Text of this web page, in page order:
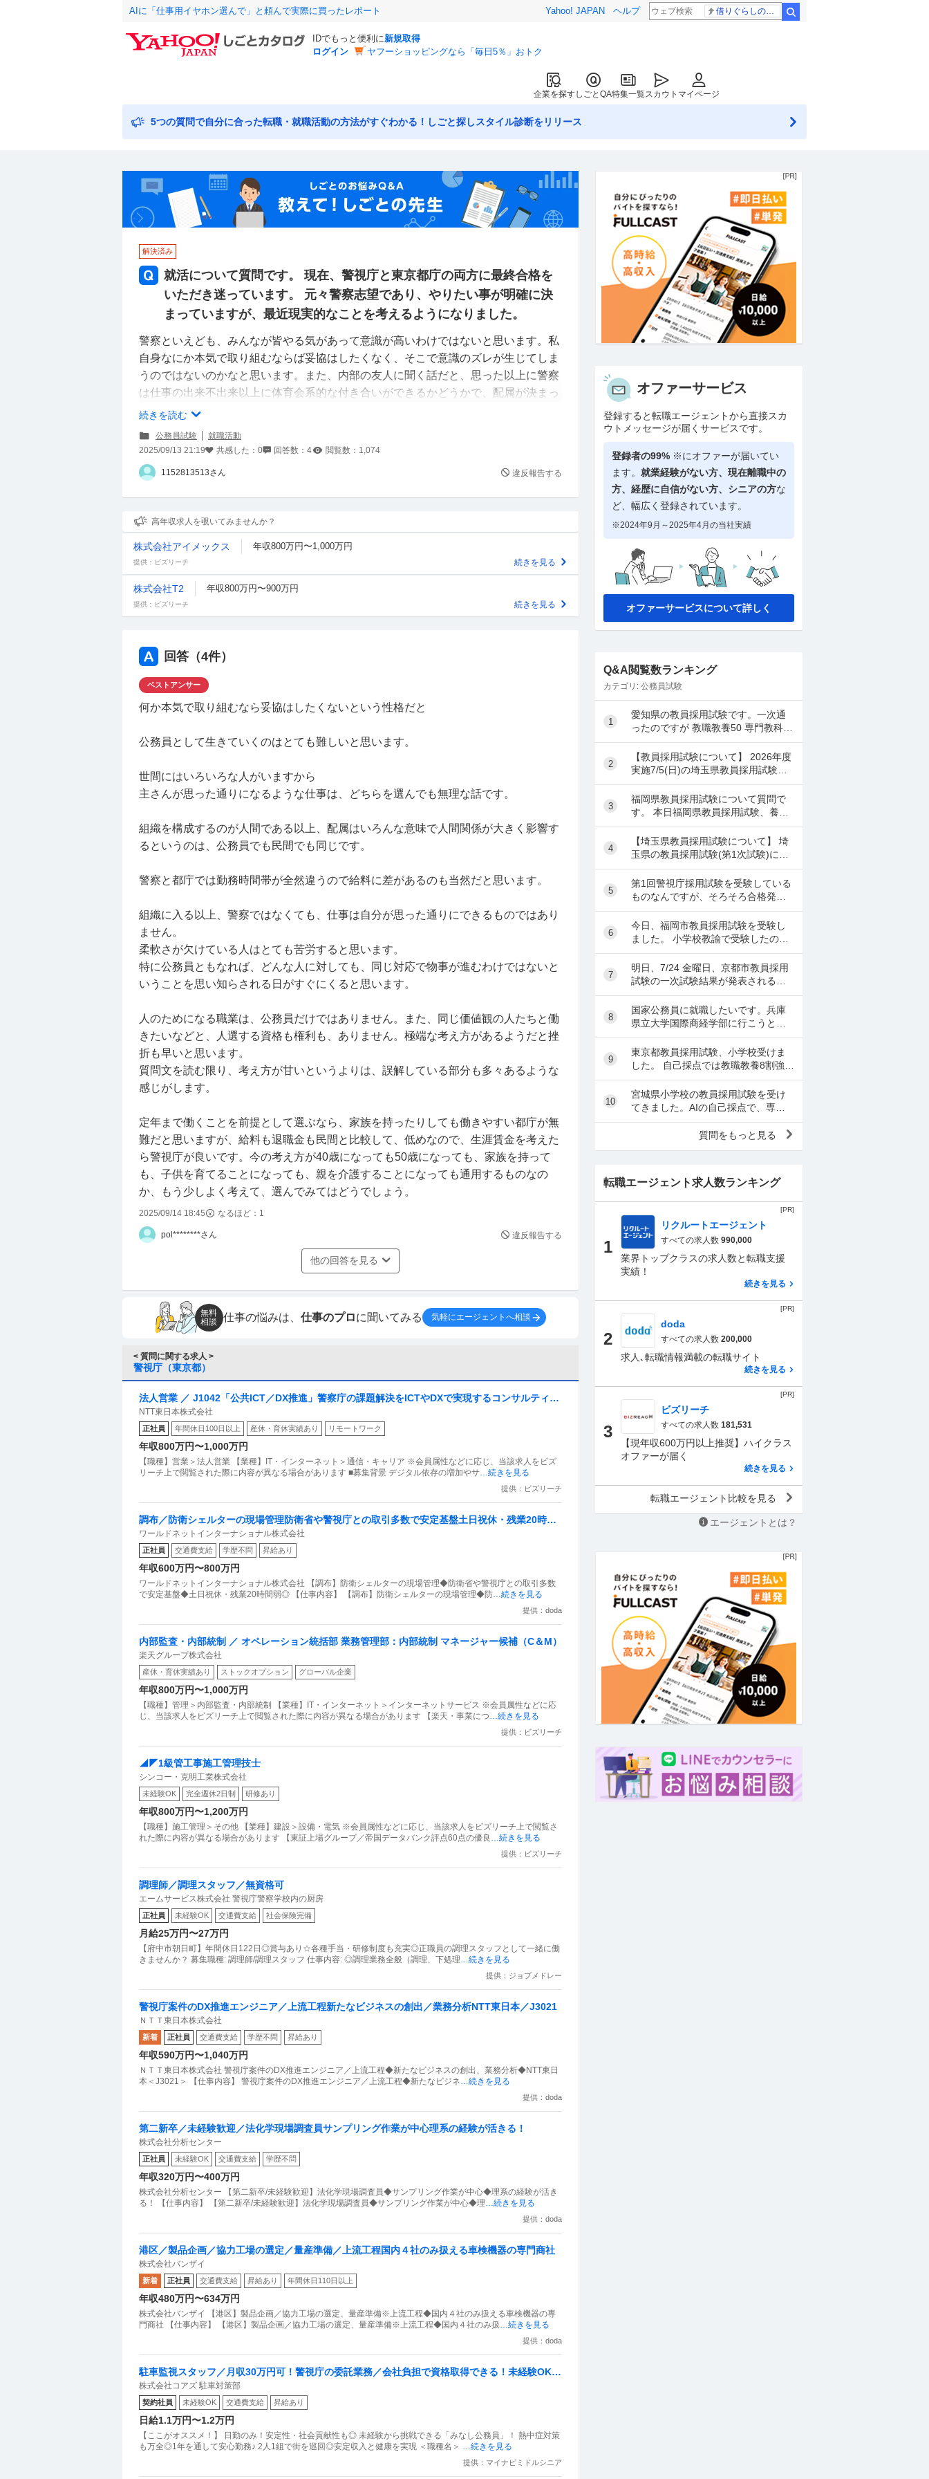
AIに「仕事用イヤホン選んで」と頼んで実際に買ったレポート Yahoo! JAPAN ヘルプ
IDでもっと便利に新規取得
ログイン
ヤフーショッピングなら「毎日5％」おトク
企業を探すしごとQA特集一覧スカウト マイページ
5つの質問で自分に合った転職・就職活動の方法がすぐわかる！しごと探しスタイル診断をリリース
解決済み
就活について質問です。 現在、警視庁と東京都庁の両方に最終合格を
いただき迷っています。 元々警察志望であり、やりたい事が明確に決
まっていますが、最近現実的なことを考えるようになりました。
警察といえども、みんなが皆やる気があって意識が高いわけではないと思います。私
自身なにか本気で取り組むならば妥協はしたくなく、そこで意識のズレが生じてしま
うのではないのかなと思います。また、内部の友人に聞く話だと、思った以上に警察
は仕事の出来不出来以上に体育会系的な付き合いができるかどうかで、配属が決まっ
たいくと聞き、割とプライベートと仕事を分けたい自分には合わないのかなと思って
警視庁と都庁のメリットデメリットを書き出したいと思います。
※私自身体育会出身ですが、先輩が後輩をおもちゃにするようなノリは昔からくだら
ないと思ってるタイプです。
警視庁
【メリット】•興味のある、やりたい仕事が明確に決まってる、給与が高い
【デメリット】•体育会系のノリ（飲み会での一発芸等）が好きではない、公私混同
都庁
【メリット】•落ち着いて聡明な人が多い、優秀な人が多く警察よりも考え方等で学
べること多そう、公私分けられる
たいことはない、給与が警察に比べて低い
社会人の方に特に聞きたいのですが、「なんとなく人のためになるな」ぐらいの気持
方々と働いていく
特に警察だと明確にやりたいことが強く意識や理想が高すぎると、上に潰されると聞
きます。
りとこなす（元が真面目なので）方が良いのかなと思います。
続きを読む
公務員試験
就職活動
2025/09/13 21:19
共感した： 0 回答数： 4 閲覧数： 1,074
1152813513さん 違反報告する
高年収求人を覗いてみませんか？
株式会社アイメックス 年収800万円〜1,000万円
提供：ビズリーチ 続きを見る
株式会社T2 年収800万円〜900万円
提供：ビズリーチ 続きを見る
回答（4件）
ベストアンサー
何か本気で取り組むなら妥協はしたくないという性格だと
公務員として生きていくのはとても難しいと思います。
世間にはいろいろな人がいますから
主さんが思った通りになるような仕事は、どちらを選んでも無理な話です。
組織を構成するのが人間である以上、配属はいろんな意味で人間関係が大きく影響す
るというのは、公務員でも民間でも同じです。
警察と都庁では勤務時間帯が全然違うので給料に差があるのも当然だと思います。
組織に入る以上、警察ではなくても、仕事は自分が思った通りにできるものではあり
ません。
柔軟さが欠けている人はとても苦労すると思います。
特に公務員ともなれば、どんな人に対しても、同じ対応で物事が進むわけではないと
いうことを思い知らされる日がすぐにくると思います。
人のためになる職業は、公務員だけではありません。また、同じ価値観の人たちと働
きたいなどと、人選する資格も権利も、ありません。極端な考え方があるようだと挫
折も早いと思います。
質問文を読む限り、考え方が甘いというよりは、誤解している部分も多々あるような
感じがします。
定年まで働くことを前提として選ぶなら、家族を持ったりしても働きやすい都庁が無
難だと思いますが、給料も退職金も民間と比較して、低めなので、生涯賃金を考えた
ら警視庁が良いです。今の考え方が40歳になっても50歳になっても、家族を持って
も、子供を育てることになっても、親を介護することになっても通用するものなの
か、もう少しよく考えて、選んでみてはどうでしょう。
2025/09/14 18:45 なるほど： 1
pol********さん 違反報告する
他の回答を見る
無料
相談
仕事の悩みは、 仕事のプロに聞いてみる 気軽にエージェントへ相談
< 質問に関する求人 >
警視庁（東京都）
法人営業 ／ J1042「公共ICT／DX推進」警察庁の課題解決をICTやDXで実現するコンサルティン
グ営業
NTT東日本株式会社
正社員 年間休日100日以上 産休・育休実績あり リモートワーク
年収800万円〜1,000万円
【職種】営業＞法人営業 【業種】IT・インターネット＞通信・キャリア ※会員属性などに応じ、当該求人をビズ
リーチ上で閲覧された際に内容が異なる場合があります ■募集背景 デジタル依存の増加やサ…続きを見る
提供：ビズリーチ
調布／防衛シェルターの現場管理防衛省や警視庁との取引多数で安定基盤土日祝休・残業20時間
弱
ワールドネットインターナショナル株式会社
正社員 交通費支給 学歴不問 昇給あり
年収600万円〜800万円
ワールドネットインターナショナル株式会社 【調布】防衛シェルターの現場管理◆防衛省や警視庁との取引多数
で安定基盤◆土日祝休・残業20時間弱◎ 【仕事内容】 【調布】防衛シェルターの現場管理◆防…続きを見る
提供：doda
内部監査・内部統制 ／ オペレーション統括部 業務管理部：内部統制 マネージャー候補（C＆M）
楽天グループ株式会社
産休・育休実績あり ストックオプション グローバル企業
年収800万円〜1,000万円
【職種】管理＞内部監査・内部統制 【業種】IT・インターネット＞インターネットサービス ※会員属性などに応
じ、当該求人をビズリーチ上で閲覧された際に内容が異なる場合があります 【楽天・事業につ…続きを見る
提供：ビズリーチ
◢◤1級管工事施工管理技士
シンコー・克明工業株式会社
未経験OK 完全週休2日制 研修あり
年収800万円〜1,200万円
【職種】施工管理＞その他 【業種】建設＞設備・電気 ※会員属性などに応じ、当該求人をビズリーチ上で閲覧さ
れた際に内容が異なる場合があります 【東証上場グループ／帝国データバンク評点60点の優良 …続きを見る
提供：ビズリーチ
調理師／調理スタッフ／無資格可
エームサービス株式会社 警視庁警察学校内の厨房
正社員 未経験OK 交通費支給 社会保険完備
月給25万円〜27万円
【府中市朝日町】年間休日122日◎賞与あり☆各種手当・研修制度も充実◎正職員の調理スタッフとして一緒に働
きませんか？ 募集職種: 調理師/調理スタッフ 仕事内容: ◎調理業務全般（調理、下処理…続きを見る
提供：ジョブメドレー
警視庁案件のDX推進エンジニア／上流工程新たなビジネスの創出／業務分析NTT東日本／J3021
ＮＴＴ東日本株式会社
新着 正社員 交通費支給 学歴不問 昇給あり
年収590万円〜1,040万円
ＮＴＴ東日本株式会社 警視庁案件のDX推進エンジニア／上流工程◆新たなビジネスの創出、業務分析◆NTT東日
本＜J3021＞ 【仕事内容】 警視庁案件のDX推進エンジニア／上流工程◆新たなビジネ…続きを見る
提供：doda
第二新卒／未経験歓迎／法化学現場調査員サンプリング作業が中心理系の経験が活きる！
株式会社分析センター
正社員 未経験OK 交通費支給 学歴不問
年収320万円〜400万円
株式会社分析センター 【第二新卒/未経験歓迎】法化学現場調査員◆サンプリング作業が中心◆理系の経験が活き
る！ 【仕事内容】 【第二新卒/未経験歓迎】法化学現場調査員◆サンプリング作業が中心◆理…続きを見る
提供：doda
港区／製品企画／協力工場の選定／量産準備／上流工程国内４社のみ扱える車検機器の専門商社
株式会社バンザイ
新着 正社員 交通費支給 昇給あり 年間休日110日以上
年収480万円〜634万円
株式会社バンザイ 【港区】製品企画／協力工場の選定、量産準備※上流工程◆国内４社のみ扱える車検機器の専
門商社 【仕事内容】 【港区】製品企画／協力工場の選定、量産準備※上流工程◆国内４社のみ扱…続きを見る
提供：doda
駐車監視スタッフ／月収30万円可！警視庁の委託業務／会社負担で資格取得できる！未経験OK／
定年後にも／駐車監視員
株式会社コアズ 駐車対策部
契約社員 未経験OK 交通費支給 昇給あり
日給1.1万円〜1.2万円
【ここがオススメ！】 日勤のみ！安定性・社会貢献性も◎ 未経験から挑戦できる「みなし公務員」！ 熱中症対策
も万全◎1年を通して安心勤務♪ 2人1組で街を巡回◎安定収入と健康を実現 ＜職種名＞ …続きを見る
提供：マイナビミドルシニア
オファーサービス
登録すると転職エージェントから直接スカ
ウトメッセージが届くサービスです。
登録者の99% ※にオファーが届いてい
ます。 就業経験がない方、現在離職中の
方、 経歴に自信がない方、シニアの方な
ど、幅広く登録されています。
※2024年9月～2025年4月の当社実績
オファーサービスについて詳しく
Q&A閲覧数ランキング
カテゴリ: 公務員試験
1
愛知県の教員採用試験です。一次通
ったのですが 教職教養50 専門教科50
小論文D でした。小学校です。 さす
がに２次試験で面接頑張っても受か
んないで...
2
【教員採用試験について】 2026年度
実施7/5(日)の埼玉県教員採用試験を
受けました。 一般・教職教養の自己
採点は調べながら行ったのですが、
専門教養(国...
3
福岡県教員採用試験について質問で
す。 本日福岡県教員採用試験、養護
教諭を受験しました。 合格最低点が
公表されていないのですが、だいた
い何割とれば一次試験は...
4
【埼玉県教員採用試験について】 埼
玉県の教員採用試験(第1次試験)に合
格しました。勉強期間が短く、自己
採点も高くはなかったため、合格す
るとは思っていません...
5
第1回警視庁採用試験を受験している
ものなんですが、そろそろ合格発表
なのでしょうか。 また、何時頃に発
表されるものなのでしょうか。
6
今日、福岡市教員採用試験を受験し
ました。 小学校教諭で受験したので
すが、 自己採点してみて、あくまで
正答率ですが、 小学校全科 78% 教職
教養 62....
7
明日、7/24 金曜日、京都市教員採用
試験の一次試験結果が発表されるの
ですが、何時から発表か掲載されて
なくて、どなたかわかる方教えてく
ださい。
8
国家公務員に就職したいです。兵庫
県立大学国際商経学部に行こうとし
ましたが、中京大学が強いと知りま
した。中京大学に行くべきだと思い
ますか？あとバカにされるか...
9
東京都教員採用試験、小学校受けま
した。 自己採点では教職教養8割強、
専門教養70点でした。 専門教養で英
語が2問出題されたのですが、2問と
も落としてしまい...
10
宮城県小学校の教員採用試験を受け
てきました。AIの自己採点で、専門4
0点・教養76点・（加点5点）でし
た。一次試験を通過できるか不安で
質問をもっと見る
転職エージェント求人数ランキング
[PR]
1
リクルートエージェント
すべての求人数 990,000
業界トップクラスの求人数と転職支援
実績！
続きを見る
[PR]
2
doda
すべての求人数 200,000
求人､転職情報満載の転職サイト
続きを見る
[PR]
3
ビズリーチ
すべての求人数 181,531
【現年収600万円以上推奨】ハイクラス
オファーが届く
続きを見る
転職エージェント比較を見る
エージェントとは？